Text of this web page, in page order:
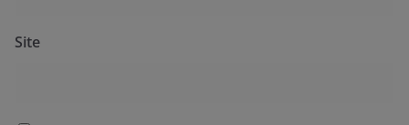
Site